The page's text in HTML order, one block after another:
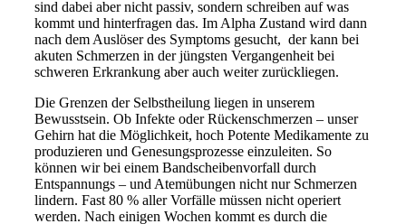
sind dabei aber nicht passiv, sondern schreiben auf was
kommt und hinterfragen das. Im Alpha Zustand wird dann
nach dem Auslöser des Symptoms gesucht, der kann bei
akuten Schmerzen in der jüngsten Vergangenheit bei
schweren Erkrankung aber auch weiter zurückliegen.
Die Grenzen der Selbstheilung liegen in unserem
Bewusstsein. Ob Infekte oder Rückenschmerzen – unser
Gehirn hat die Möglichkeit, hoch Potente Medikamente zu
produzieren und Genesungsprozesse einzuleiten. So
können wir bei einem Bandscheibenvorfall durch
Entspannungs – und Atemübungen nicht nur Schmerzen
lindern. Fast 80 % aller Vorfälle müssen nicht operiert
werden. Nach einigen Wochen kommt es durch die